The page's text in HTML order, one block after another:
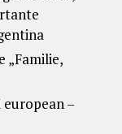
„Familie,
–